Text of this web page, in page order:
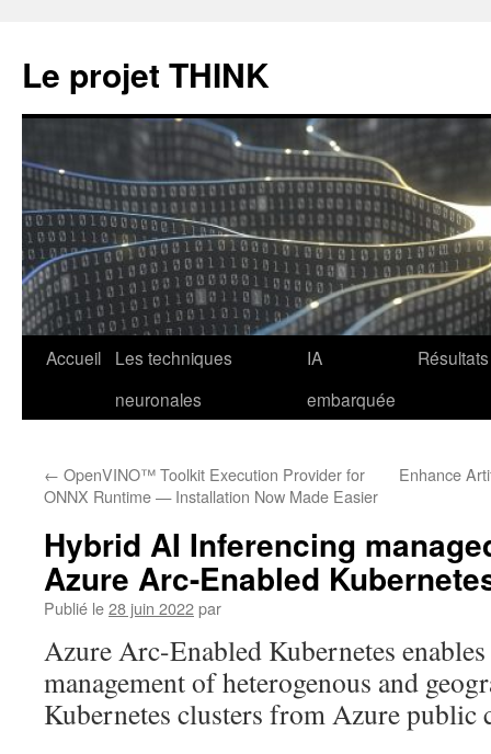
Le projet THINK
Aller
Accueil
Les techniques
neuronales
IA
embarquée
Résultats
← OpenVINO™ Toolkit Execution Provider for
ONNX Runtime — Installation Now Made Easier
Enhance
Hybrid AI Inferencing
Azure Arc-Enabled
Publié le28 juin 2022par
Azure Arc-Enabled Kubernetes
management of heterogenous and
Kubernetes clusters from Azure public